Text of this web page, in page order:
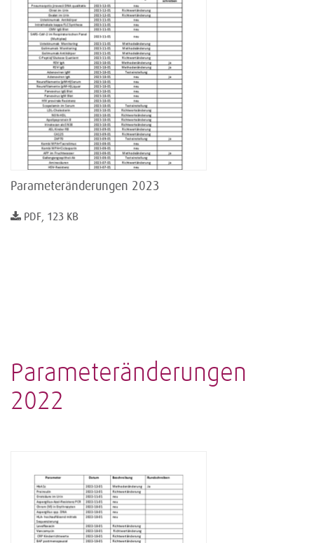
Parameteränderungen 2023
PDF, 123 KB
Parameteränderungen
2022